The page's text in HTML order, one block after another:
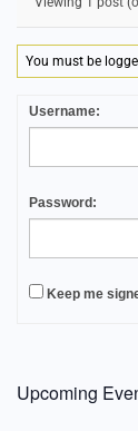
You must be
Username:
Password:
Keep me
Upcoming